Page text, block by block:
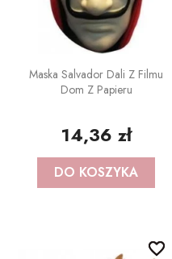
Maska Salvador Dali Z Filmu
Dom Z Papieru
14,36 zł
DO KOSZYKA
favorite_border
favorite_border